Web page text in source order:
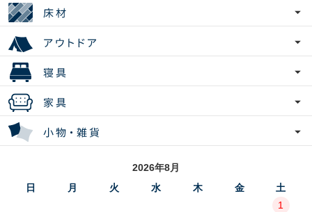
2026年8月
日
月 火 水 木 金
土
1